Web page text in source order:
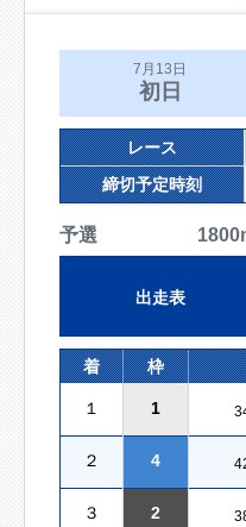
7月13日
初日
レース
締切予定時刻
予選
出走表
着 枠
１ 1
２ 4
３ 2